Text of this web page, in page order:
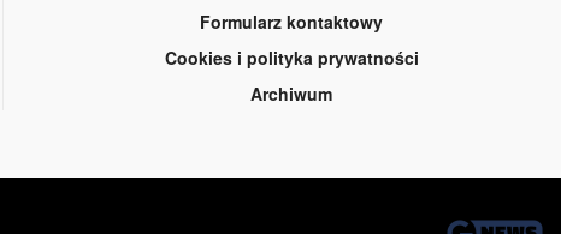
Formularz kontaktowy
Cookies i polityka prywatności
Archiwum